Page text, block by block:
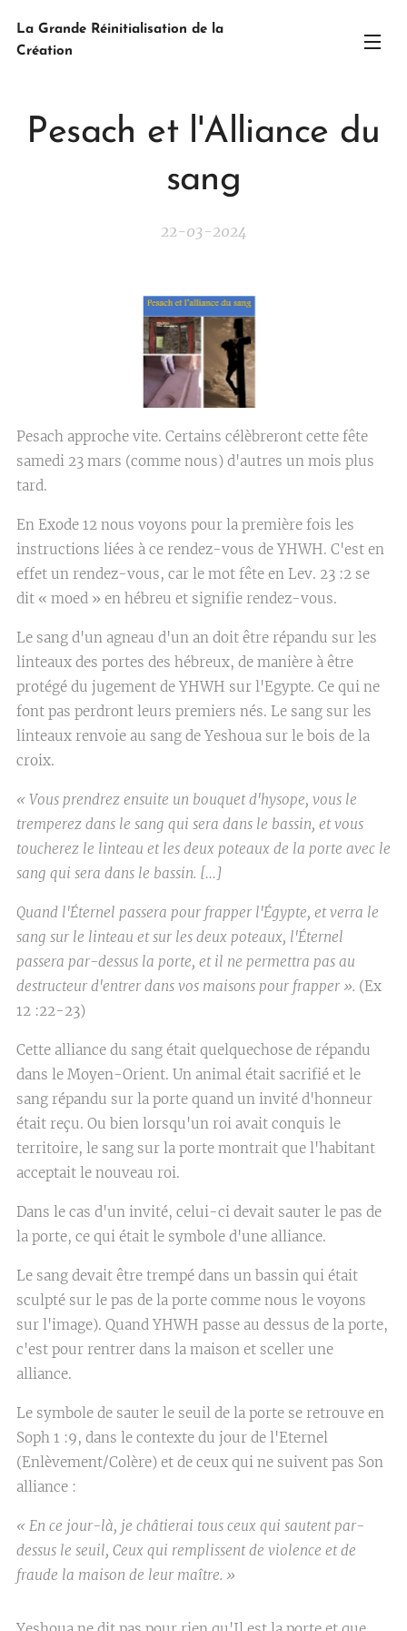
La Grande Réinitialisation de la
Création
Pesach et l'Alliance du
sang
22-03-2024
Pesach approche vite. Certains célèbreront cette fête
samedi 23 mars (comme nous) d'autres un mois plus
tard.
En Exode 12 nous voyons pour la première fois les
instructions liées à ce rendez-vous de YHWH. C'est en
effet un rendez-vous, car le mot fête en Lev. 23 :2 se
dit « moed » en hébreu et signifie rendez-vous.
Le sang d'un agneau d'un an doit être répandu sur les
linteaux des portes des hébreux, de manière à être
protégé du jugement de YHWH sur l'Egypte. Ce qui ne
font pas perdront leurs premiers nés. Le sang sur les
linteaux renvoie au sang de Yeshoua sur le bois de la
croix.
« Vous prendrez ensuite un bouquet d'hysope, vous le
tremperez dans le sang qui sera dans le bassin, et vous
toucherez le linteau et les deux poteaux de la porte avec le
sang qui sera dans le bassin. […]
Quand l'Éternel passera pour frapper l'Égypte, et verra le
sang sur le linteau et sur les deux poteaux, l'Éternel
passera par-dessus la porte, et il ne permettra pas au
destructeur d'entrer dans vos maisons pour frapper ». (Ex
12 :22-23)
Cette alliance du sang était quelquechose de répandu
dans le Moyen-Orient. Un animal était sacrifié et le
sang répandu sur la porte quand un invité d'honneur
était reçu. Ou bien lorsqu'un roi avait conquis le
territoire, le sang sur la porte montrait que l'habitant
acceptait le nouveau roi.
Dans le cas d'un invité, celui-ci devait sauter le pas de
la porte, ce qui était le symbole d'une alliance.
Le sang devait être trempé dans un bassin qui était
sculpté sur le pas de la porte comme nous le voyons
sur l'image). Quand YHWH passe au dessus de la porte,
c'est pour rentrer dans la maison et sceller une
alliance.
Le symbole de sauter le seuil de la porte se retrouve en
Soph 1 :9, dans le contexte du jour de l'Eternel
(Enlèvement/Colère) et de ceux qui ne suivent pas Son
alliance :
« En ce jour-là, je châtierai tous ceux qui sautent par-
dessus le seuil, Ceux qui remplissent de violence et de
fraude la maison de leur maître. »